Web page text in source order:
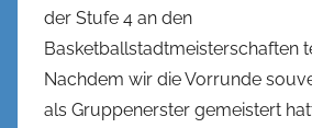
e
n
k
der Stufe 4 an den
Basketballstadtmeisterschaften
Nachdem wir die Vorrunde
als Gruppenerster gemeistert